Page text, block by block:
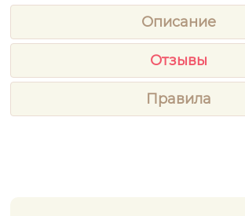
Описание
Отзывы
Правила